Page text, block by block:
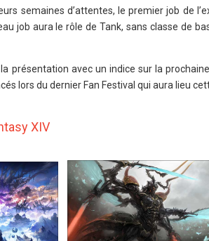
semaines d’attentes, le premier job de
job aura le rôle de Tank, sans classe de
présentation avec un indice sur la
lors du dernier Fan Festival qui aura lieu
XIV